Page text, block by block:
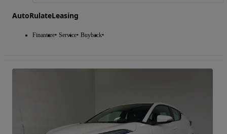
AutoRulateLeasing
Finantare Service Buyback